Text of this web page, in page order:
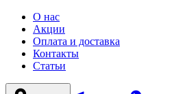
О нас
Акции
Оплата и доставка
Контакты
Статьи